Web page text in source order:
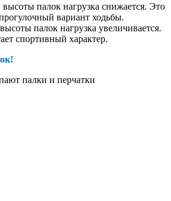
палок нагрузка снижается. Это
вариант ходьбы.
палок нагрузка увеличивается.
спортивный характер.
палки и перчатки